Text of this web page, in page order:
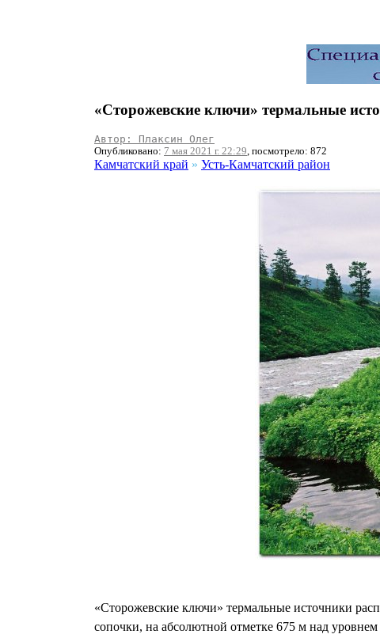
«Сторожевские ключи» термальные
Автор: Плаксин Олег
Опубликовано: 7 мая 2021 г. 22:29, посмотрело: 872
Камчатский край » Усть-Камчатский район
«Сторожевские ключи» термальные источники
сопочки, на абсолютной отметке 675 м над